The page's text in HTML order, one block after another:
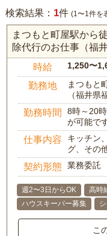
検索結果： 1件 (1〜1件を
まつもと町屋駅から
除代行のお仕事（福
時給 1,250〜
勤務地
まつもと
（福井県
勤務時間
8時～20
が可能で
仕事内容
キッチン
グ、その
契約形態 業務委託
週2〜3日からOK 高時
ハウスキーパー募集
こ